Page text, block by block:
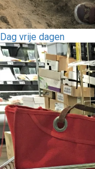
Dag vrije dagen